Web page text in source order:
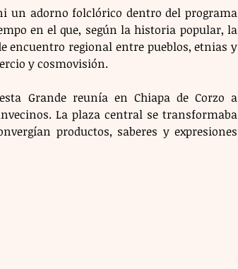
un adorno folclórico dentro del programa
en el que, según la historia popular, la
encuentro regional entre pueblos, etnias y
y cosmovisión.
Grande reunía en Chiapa de Corzo a
La plaza central se transformaba
productos, saberes y expresiones